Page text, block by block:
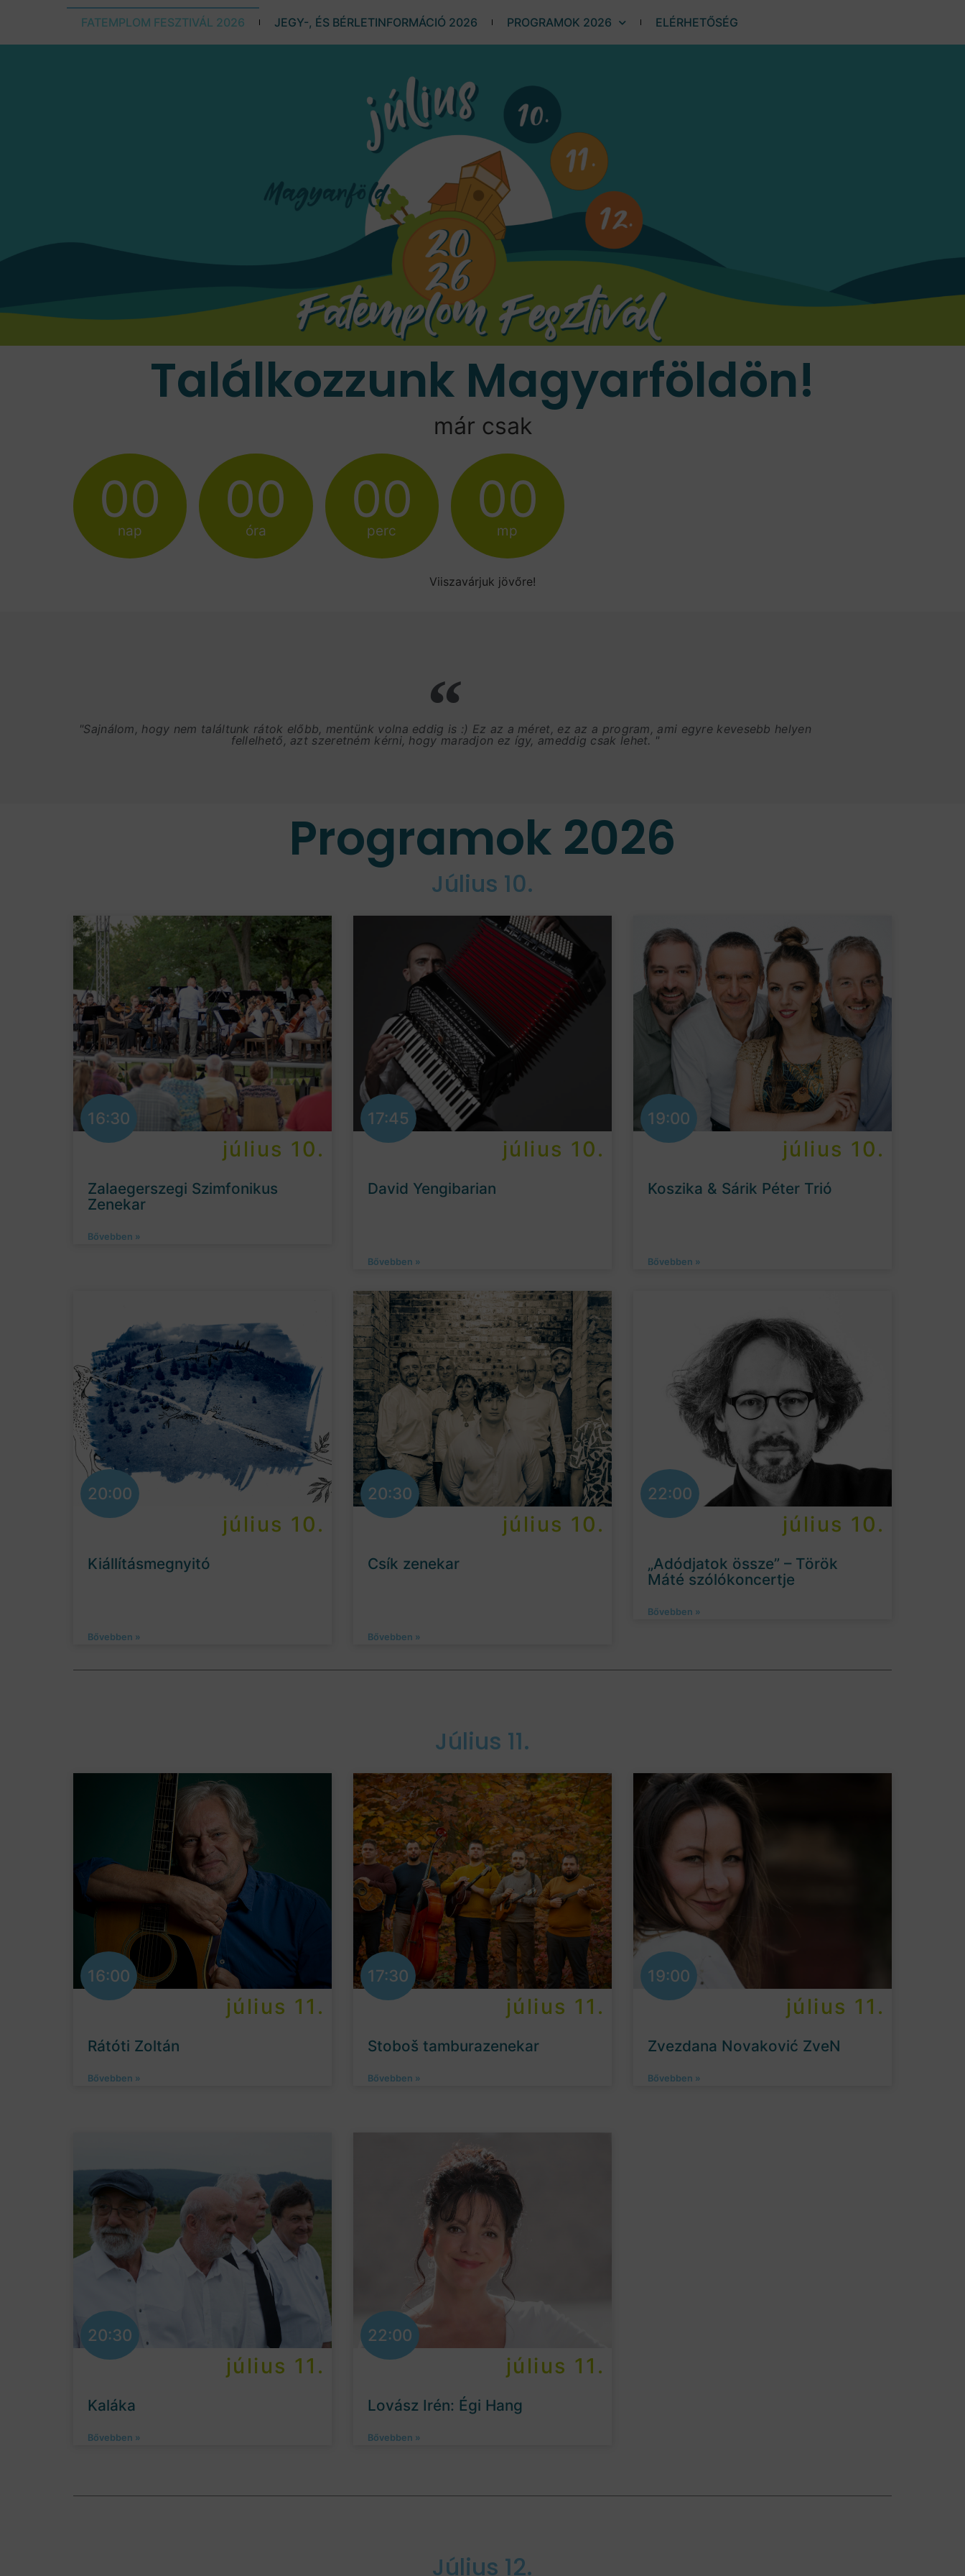
FATEMPLOM FESZTIVÁL 2026 JEGY-, ÉS BÉRLETINFORMÁCIÓ 2026 PROGRAMOK 2026 ELÉRHETŐSÉG
Találkozzunk Magyarföldön!
már csak
00
nap
00
óra
00
perc
00
mp
Viiszavárjuk jövőre!
"Sajnálom, hogy nem találtunk rátok előbb, mentünk volna eddig is :) Ez az a méret, ez az a program, ami egyre kevesebb helyen
fellelhető, azt szeretném kérni, hogy maradjon ez így, ameddig csak lehet. "
Programok 2026
Július 10.
16:30
július 10.
Zalaegerszegi Szimfonikus
Zenekar
Bővebben »
17:45
július 10.
David Yengibarian
Bővebben »
19:00
július 10.
Koszika & Sárik Péter Trió
Bővebben »
20:00
július 10.
Kiállításmegnyitó
Bővebben »
20:30
július 10.
Csík zenekar
Bővebben »
22:00
július 10.
„Adódjatok össze” – Török
Máté szólókoncertje
Bővebben »
Július 11.
16:00
július 11.
Rátóti Zoltán
Bővebben »
17:30
július 11.
Stoboš tamburazenekar
Bővebben »
19:00
július 11.
Zvezdana Novaković ZveN
Bővebben »
20:30
július 11.
Kaláka
Bővebben »
22:00
július 11.
Lovász Irén: Égi Hang
Bővebben »
Július 12.